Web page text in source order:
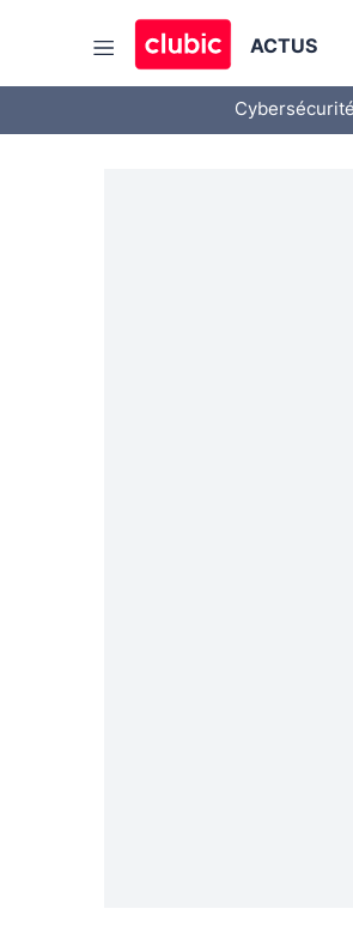
ACTUS
Cybersécurité